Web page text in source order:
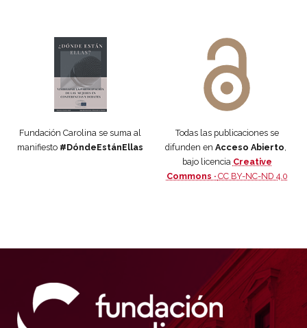
Fundación Carolina se suma al
manifiesto #DóndeEstánEllas
Todas las publicaciones se
difunden en Acceso Abierto,
bajo licencia Creative
Commons · CC BY-NC-ND 4.0